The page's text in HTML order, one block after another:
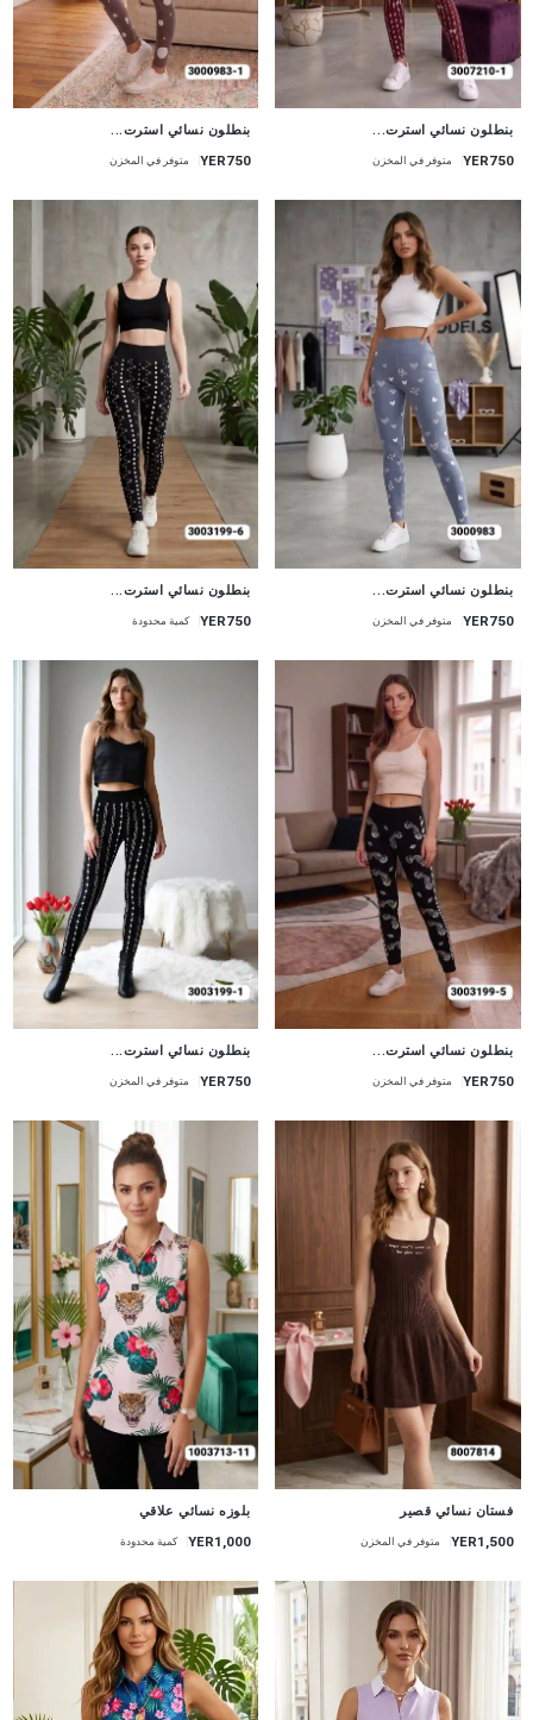
بنطلون نسائي استرت...
YER750 متوفر في المخزن
بنطلون نسائي استرت...
YER750 متوفر في المخزن
بنطلون نسائي استرت...
YER750 متوفر في المخزن
بنطلون نسائي استرت...
YER750 كمية محدودة
بنطلون نسائي استرت...
YER750 متوفر في المخزن
بنطلون نسائي استرت...
YER750 متوفر في المخزن
فستان نسائي قصير
YER1,500 متوفر في المخزن
بلوزه نسائي علاقي
YER1,000 كمية محدودة